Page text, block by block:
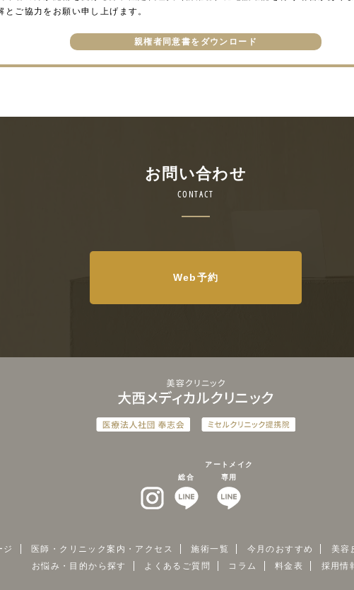
とご協力をお願い申し上げます。
親権者同意書をダウンロード
お問い合わせ
CONTACT
Web予約
インスタグラム
総合
LINEat
アートメイク
専用
ジ 医師・クリニック案内・ アクセス 施術一覧 今月のおすすめ
美容
お悩み・目的から探す
よくあるご質問 コラム 料金表 採用情